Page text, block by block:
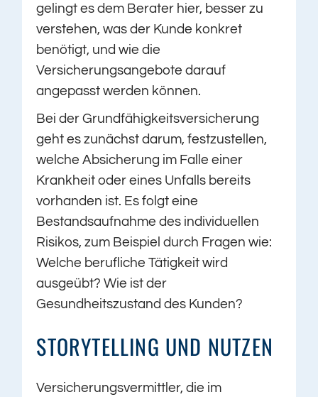
gelingt es dem Berater hier, besser zu
verstehen, was der Kunde konkret
benötigt, und wie die
Versicherungsangebote darauf
angepasst werden können.
Bei der Grundfähigkeitsversicherung
geht es zunächst darum, festzustellen,
welche Absicherung im Falle einer
Krankheit oder eines Unfalls bereits
vorhanden ist. Es folgt eine
Bestandsaufnahme des individuellen
Risikos, zum Beispiel durch Fragen wie:
Welche berufliche Tätigkeit wird
ausgeübt? Wie ist der
Gesundheitszustand des Kunden?
STORYTELLING UND NUTZEN
Versicherungsvermittler, die im